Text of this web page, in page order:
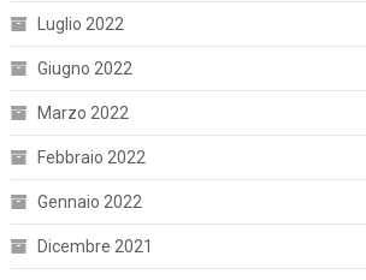
Luglio 2022
Giugno 2022
Marzo 2022
Febbraio 2022
Gennaio 2022
Dicembre 2021